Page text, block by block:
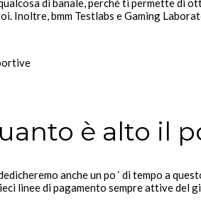
di banale, perché ti permette di
Inoltre, bmm Testlabs e Gaming
è alto il
anche un po ‘ di tempo a
linee di pagamento sempre attive del